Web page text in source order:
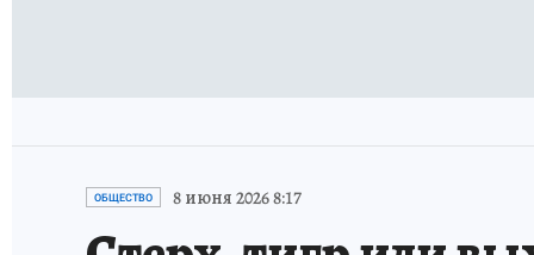
ОБЩЕСТВО 8 июня 2026 8:17